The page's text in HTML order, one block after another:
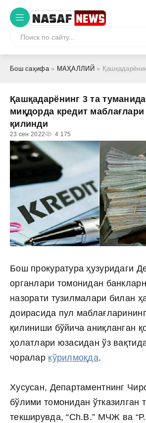
Бош саҳифа» МАҲАЛЛИЙ » Қашқадарёнинг 3 та туманида жуда
Қашқадарёнинг 3 та
миқдорда кредит
қилинди
23 сен 2022 4 175
Бош прокуратура ҳузуридаги
органлари томонидан
назорати тузилмалари билан
доирасида пул
қилиниши бўйича аниқланган
ҳолатлари юзасидан ўз
чоралар кўрилмоқда.
Хусусан, Департаментнинг
бўлими томонидан ўтказилган
текширувда, “Ch.B.” МЧЖ ва